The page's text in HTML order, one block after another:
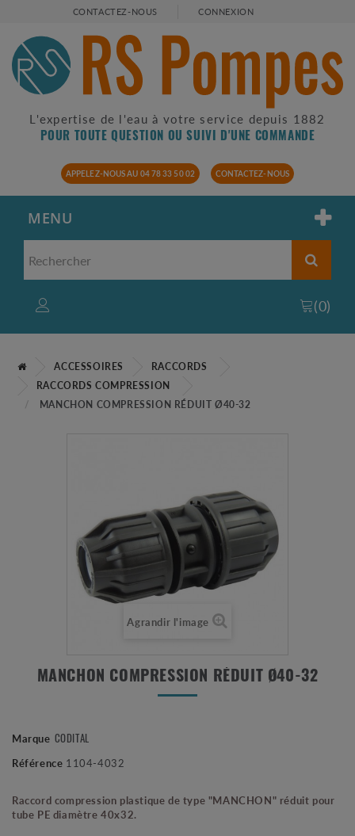
CONTACTEZ-NOUS CONNEXION
L'expertise de l'eau à votre service depuis 1882
POUR TOUTE QUESTION OU SUIVI D'UNE COMMANDE
APPELEZ-NOUS AU 04 78 33 50 02 CONTACTEZ-NOUS
MENU
(0)
ACCESSOIRES
RACCORDS
RACCORDS COMPRESSION
MANCHON COMPRESSION RÉDUIT Ø40-32
Agrandir l'image
MANCHON COMPRESSION RÉDUIT Ø40-32
Marque CODITAL
Référence 1104-4032
Raccord compression plastique de type "MANCHON" réduit pour
tube PE diamètre 40x32.